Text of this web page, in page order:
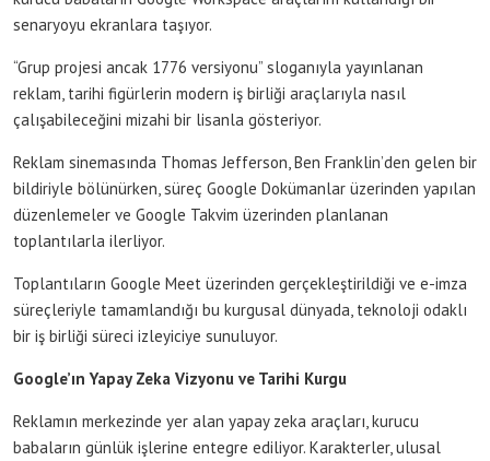
senaryoyu ekranlara taşıyor.
“Grup projesi ancak 1776 versiyonu” sloganıyla yayınlanan
reklam, tarihi figürlerin modern iş birliği araçlarıyla nasıl
çalışabileceğini mizahi bir lisanla gösteriyor.
Reklam sinemasında Thomas Jefferson, Ben Franklin’den gelen bir
bildiriyle bölünürken, süreç Google Dokümanlar üzerinden yapılan
düzenlemeler ve Google Takvim üzerinden planlanan
toplantılarla ilerliyor.
Toplantıların Google Meet üzerinden gerçekleştirildiği ve e-imza
süreçleriyle tamamlandığı bu kurgusal dünyada, teknoloji odaklı
bir iş birliği süreci izleyiciye sunuluyor.
Google’ın Yapay Zeka Vizyonu ve Tarihi Kurgu
Reklamın merkezinde yer alan yapay zeka araçları, kurucu
babaların günlük işlerine entegre ediliyor. Karakterler, ulusal